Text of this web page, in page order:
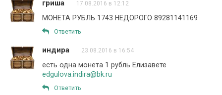
гриша 17.08.2016 в 12:12
МОНЕТА РУБЛЬ 1743 НЕДОРОГО 89281141169
Ответить
индира 23.08.2016 в 16:54
есть одна монета 1 рубль Елизавете
edgulova.indira@bk.ru
Ответить